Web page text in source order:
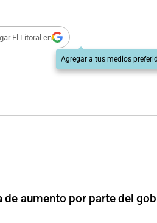
El Litoral en
Agregar a tus medios
aumento por parte del